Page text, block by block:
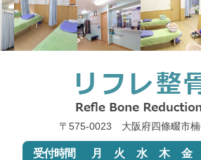
〒575-0023 大阪府四條畷市楠
受付時間 月 火 水 木 金